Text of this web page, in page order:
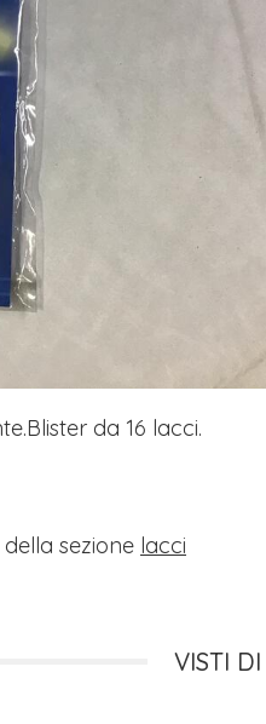
da 16 lacci.
sezione lacci
VISTI